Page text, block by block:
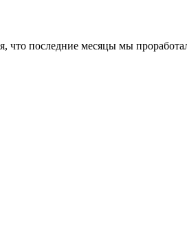
что последние месяцы мы